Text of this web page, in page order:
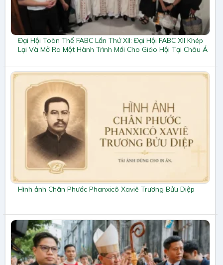
Đại Hội Toàn Thể FABC Lần Thứ XII: Đại Hội FABC XII Khép
Lại Và Mở Ra Một Hành Trình Mới Cho Giáo Hội Tại Châu Á
Hình ảnh Chân Phước Phanxicô Xaviê Trương Bửu Diệp